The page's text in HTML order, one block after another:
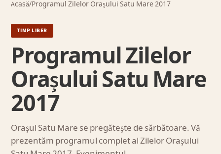
Acasă/Programul Zilelor Orașului Satu Mare 2017
TIMP LIBER
Programul Zilelor
Orașului Satu Mare
2017
Orașul Satu Mare se pregătește de sărbătoare. Vă
prezentăm programul complet al Zilelor Orașului